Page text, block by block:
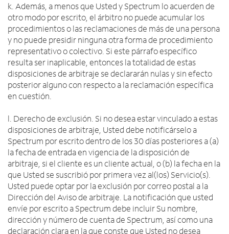
k. Además, a menos que Usted y Spectrum lo acuerden de
otro modo por escrito, el árbitro no puede acumular los
procedimientos o las reclamaciones de más de una persona
y no puede presidir ninguna otra forma de procedimiento
representativo o colectivo. Si este párrafo específico
resulta ser inaplicable, entonces la totalidad de estas
disposiciones de arbitraje se declararán nulas y sin efecto
posterior alguno con respecto a la reclamación específica
en cuestión.
l. Derecho de exclusión. Si no desea estar vinculado a estas
disposiciones de arbitraje, Usted debe notificárselo a
Spectrum por escrito dentro de los 30 días posteriores a (a)
la fecha de entrada en vigencia de la disposición de
arbitraje, si el cliente es un cliente actual, o (b) la fecha en la
que Usted se suscribió por primera vez al(los) Servicio(s).
Usted puede optar por la exclusión por correo postal a la
Dirección del Aviso de arbitraje. La notificación que usted
envíe por escrito a Spectrum debe incluir Su nombre,
dirección y número de cuenta de Spectrum, así como una
declaración clara en la que conste que Usted no desea